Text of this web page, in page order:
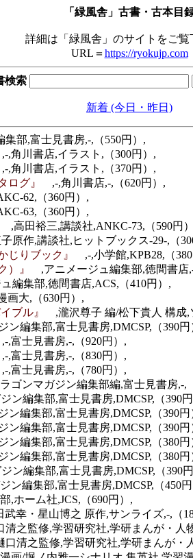
「緑風舎」古書・古本目
詳細は「緑風舎」のサイトをご覧
URL＝ https://ryokujp.com
検索
新着 (今日・昨日)
集部,富士見書房,-,（550円）,
,-,角川書店,イラスト,（300円）,
,-,角川書店,イラスト,（370円）,
ログ』 ,-,角川書店,-,（620円）,
62,（360円）,
63,（360円）,
,高田裕三,講談社,ANKC-73,（590円
原作,講談社,ヒットブックス-29-,（
じりブック』 ,-,小学館,KPB28,（
）』 ,アニメージュ編集部,徳間書店
編集部,徳間書店,ACS,（410円）,
画大,（630円）,
イブル』 ,瀧沢尊子 編/松下貴人 構成
ン編集部,富士見書房,DMCSP,（390円
,-,富士見書房,-,（920円）,
,-,富士見書房,-,（830円）,
,-,富士見書房,-,（780円）,
ゴンマガジン編集部編,富士見書房,-,
ン編集部,富士見書房,DMCSP,（390
ン編集部,富士見書房,DMCSP,（390円
ン編集部,富士見書房,DMCSP,（390円
ン編集部,富士見書房,DMCSP,（380円
ン編集部,富士見書房,DMCSP,（380円
ン編集部,富士見書房,DMCSP,（390
ン編集部,富士見書房,DMCSP,（450
,ホーム社,JCS,（690円）,
武幸・星山博之 原作,サンライズ,-,（
清之監修,学習研究社,学研まんが・人
口清之監修,学習研究社,学研まんが・